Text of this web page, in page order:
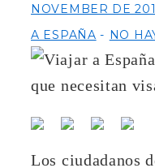
NOVEMBER DE
A ESPAÑA
NO
Los ciudadanos